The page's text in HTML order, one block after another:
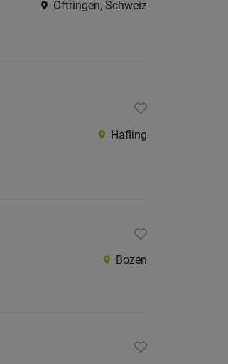
Oftringen, Schweiz
Hafling
Bozen